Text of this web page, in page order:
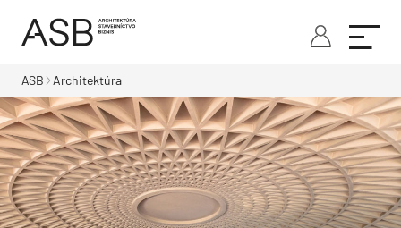
ASB Architektúra